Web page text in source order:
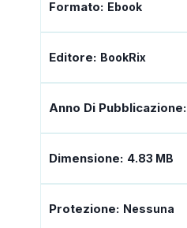
Formato: Ebook
Editore: BookRix
Anno Di Pubblicazione:
Dimensione: 4.83 MB
Protezione: Nessuna